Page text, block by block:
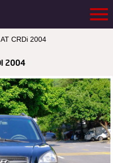
CRDi 2004
2004